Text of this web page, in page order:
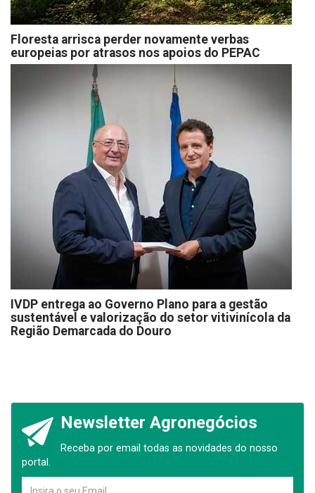
Floresta arrisca perder novamente verbas
europeias por atrasos nos apoios do PEPAC
IVDP entrega ao Governo Plano para a gestão
sustentável e valorização do setor vitivinícola da
Região Demarcada do Douro
Newsletter Agronegócios
Receba por email todas as novidades do nosso
portal.